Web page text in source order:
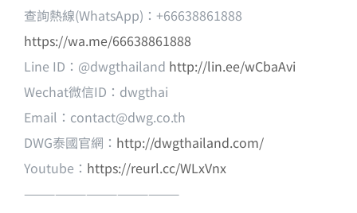
查詢熱線(WhatsApp)：+66638861888
https://wa.me/66638861888
Line ID：@dwgthailand http://lin.ee/wCbaAvi
Wechat微信ID：dwgthai
Email： contact@dwg.co.th
DWG泰國官網： http://dwgthailand.com/
Youtube： https://reurl.cc/WLxVnx
———————————————